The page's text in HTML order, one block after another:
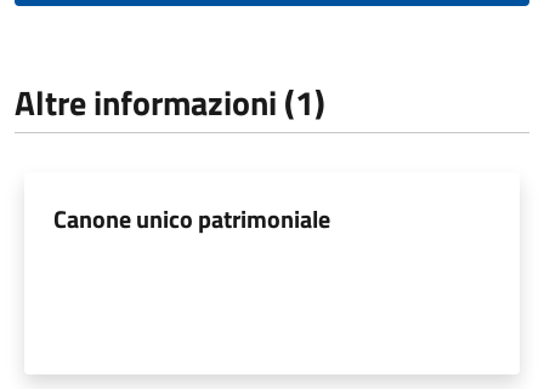
Altre informazioni (1)
Canone unico patrimoniale